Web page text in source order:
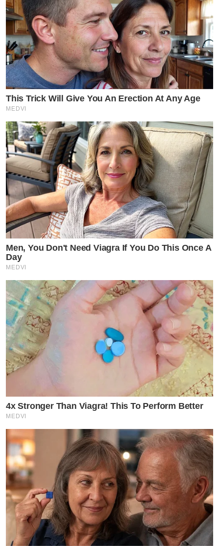
This Trick Will Give You An Erection At Any Age
MEDVI
Men, You Don't Need Viagra If You Do This Once A
Day
MEDVI
4x Stronger Than Viagra! This To Perform Better
MEDVI